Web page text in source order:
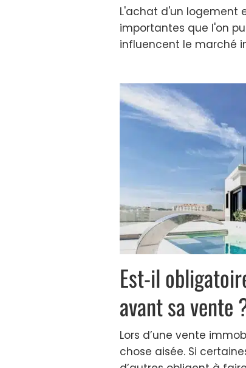
L'achat d'un logement
importantes que l'on
influencent le marché
Est-il
avant sa vente
Lors d’une vente
chose aisée. Si